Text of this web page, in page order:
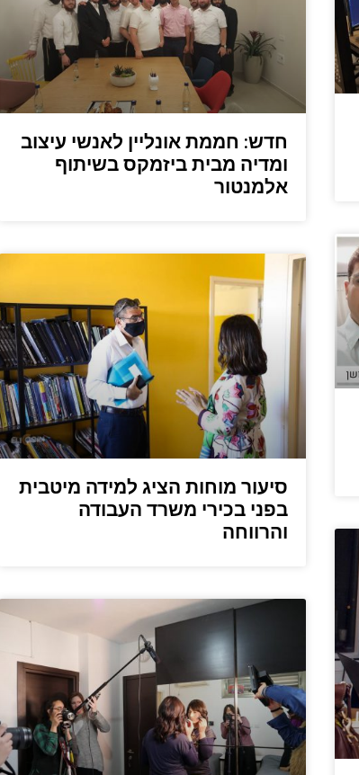
חדש: חממת אונליין לאנשי עיצוב
ומדיה מבית ביזמקס בשיתוף
אלמנטור
סיעור מוחות הציג למידה מיטבית
בפני בכירי משרד העבודה
והרווחה